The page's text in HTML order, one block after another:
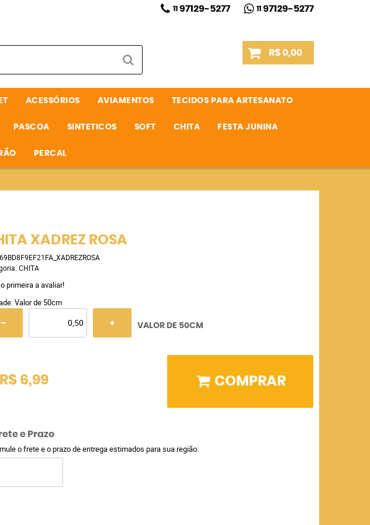
1197129-5277 1197129-5277
R$ 0,00
ACESSÓRIOS AVIAMENTOS TECIDOS PARA ARTESANATO
PASCOA SINTETICOS SOFT CHITA FESTA JUNINA
PERCAL
XADREZ ROSA
69BD8F9EF21FA_XADREZROSA
CHITA
primeira a avaliar!
Valor de 50cm
VALOR DE 50CM
R$ 6,99 COMPRAR
e Prazo
o frete e o prazo de entrega estimados para sua região: